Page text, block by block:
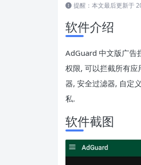
提醒：本文最后更新于
软件介绍
AdGuard 中文版广告
权限, 可以拦截所有
器, 安全过滤器, 自定
私.
软件截图